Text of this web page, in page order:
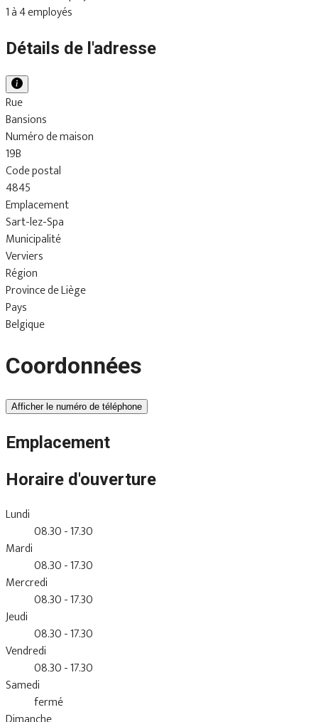
1 à 4 employés
Détails de l'adresse
Rue
Bansions
Numéro de maison
19B
Code postal
4845
Emplacement
Sart-lez-Spa
Municipalité
Verviers
Région
Province de Liège
Pays
Belgique
Coordonnées
Afficher le numéro de téléphone
Emplacement
Horaire d'ouverture
Lundi
08.30 - 17.30
Mardi
08.30 - 17.30
Mercredi
08.30 - 17.30
Jeudi
08.30 - 17.30
Vendredi
08.30 - 17.30
Samedi
fermé